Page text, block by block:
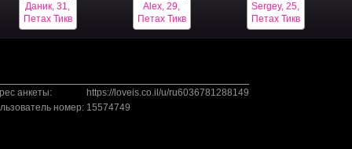
Даник, 31,
Петах Тиква
Alex, 29,
Петах Тиква
Sergey, 25,
Петах Тиква
анкеты:
https://loveis.co.il/u/ru6036781288149
номер: 15574749